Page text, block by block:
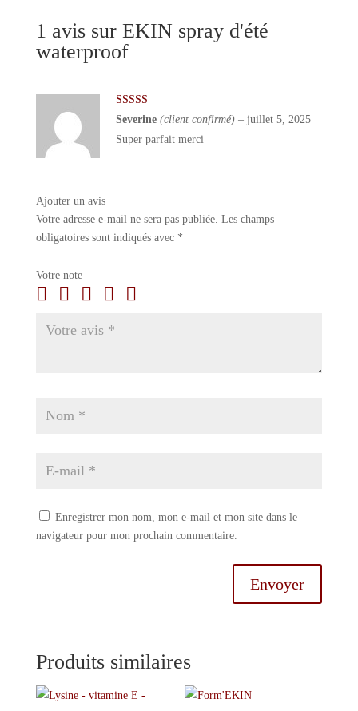
1 avis sur EKIN spray d'été
waterproof
Note5sur 5
Severine (client confirmé) – juillet 5, 2025
Super parfait merci
Ajouter un avis
Votre adresse e-mail ne sera pas publiée. Les champs
obligatoires sont indiqués avec *
Votre note
Enregistrer mon nom, mon e-mail et mon site dans le
navigateur pour mon prochain commentaire.
Envoyer
Produits similaires